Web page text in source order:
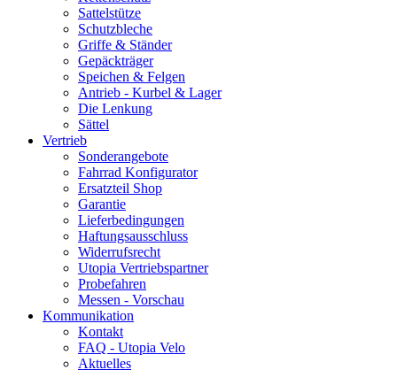
Sattelstütze
Schutzbleche
Griffe & Ständer
Gepäckträger
Speichen & Felgen
Antrieb - Kurbel & Lager
Die Lenkung
Sättel
Vertrieb
Sonderangebote
Fahrrad Konfigurator
Ersatzteil Shop
Garantie
Lieferbedingungen
Haftungsausschluss
Widerrufsrecht
Utopia Vertriebspartner
Probefahren
Messen - Vorschau
Kommunikation
Kontakt
FAQ - Utopia Velo
Aktuelles